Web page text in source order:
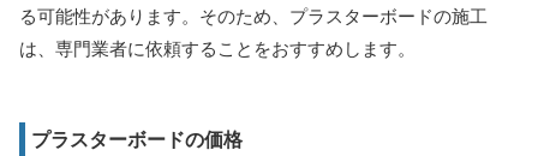
る可能性があります。そのため、プラスターボードの施工
は、専門業者に依頼することをおすすめします。
プラスターボードの価格